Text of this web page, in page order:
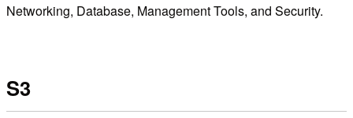
Networking, Database, Management Tools, and Security.
S3